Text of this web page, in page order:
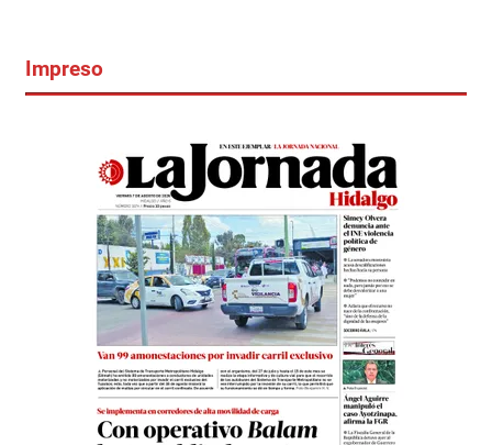
Impreso